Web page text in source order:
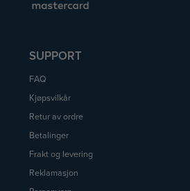
SUPPORT
FAQ
Kjøpsvilkår
Retur av ordre
Betalinger
Frakt og levering
Reklamasjon